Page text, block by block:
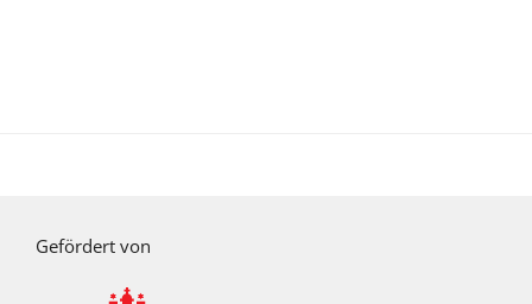
Gefördert von